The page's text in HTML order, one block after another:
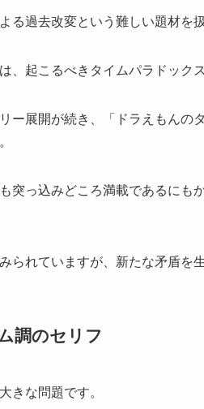
る過去改変という難しい題材を
、起こるべきタイムパラドック
ー展開が続き、「ドラえもんの
突っ込みどころ満載であるにも
られていますが、新たな矛盾を
調のセリフ
きな問題です。